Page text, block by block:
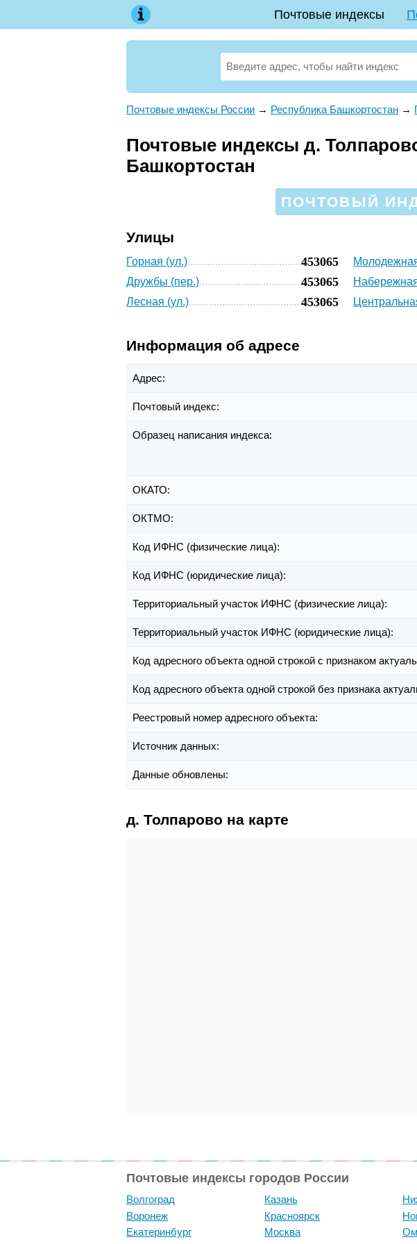
Почтовые индексы
Почтовые индексы России → Республика Башкортостан →
Почтовые индексы д.
Башкортостан
ПОЧТОВЫЙ
Улицы
Горная (ул.) 453065
Дружбы (пер.) 453065
Лесная (ул.) 453065
Информация об адресе
Адрес:
Почтовый индекс:
Образец написания индекса:
ОКАТО:
ОКТМО:
Код ИФНС (физические лица):
Код ИФНС (юридические лица):
Территориальный участок ИФНС (физические лица):
Территориальный участок ИФНС (юридические лица):
Код адресного объекта одной строкой с признаком
Код адресного объекта одной строкой без признака
Реестровый номер адресного объекта:
Источник данных:
Данные обновлены:
д. Толпарово на карте
Почтовые индексы городов России
Волгоград
Воронеж
Екатеринбург
Казань
Красноярск
Москва